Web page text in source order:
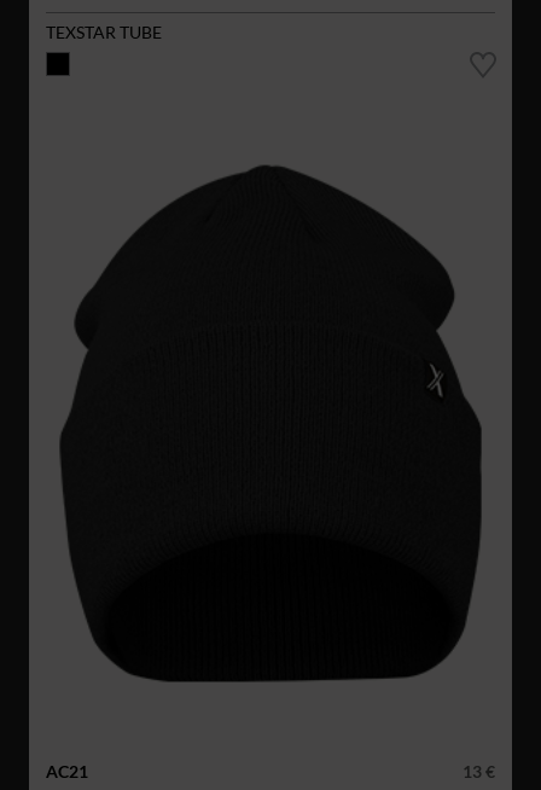
TEXSTAR TUBE
AC21
13 €